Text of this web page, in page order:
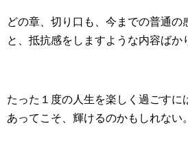
どの章、切り口も、今までの普通の
と、抵抗感をしますような内容ばか
たった１度の人生を楽しく過ごすに
あってこそ、輝けるのかもしれない。